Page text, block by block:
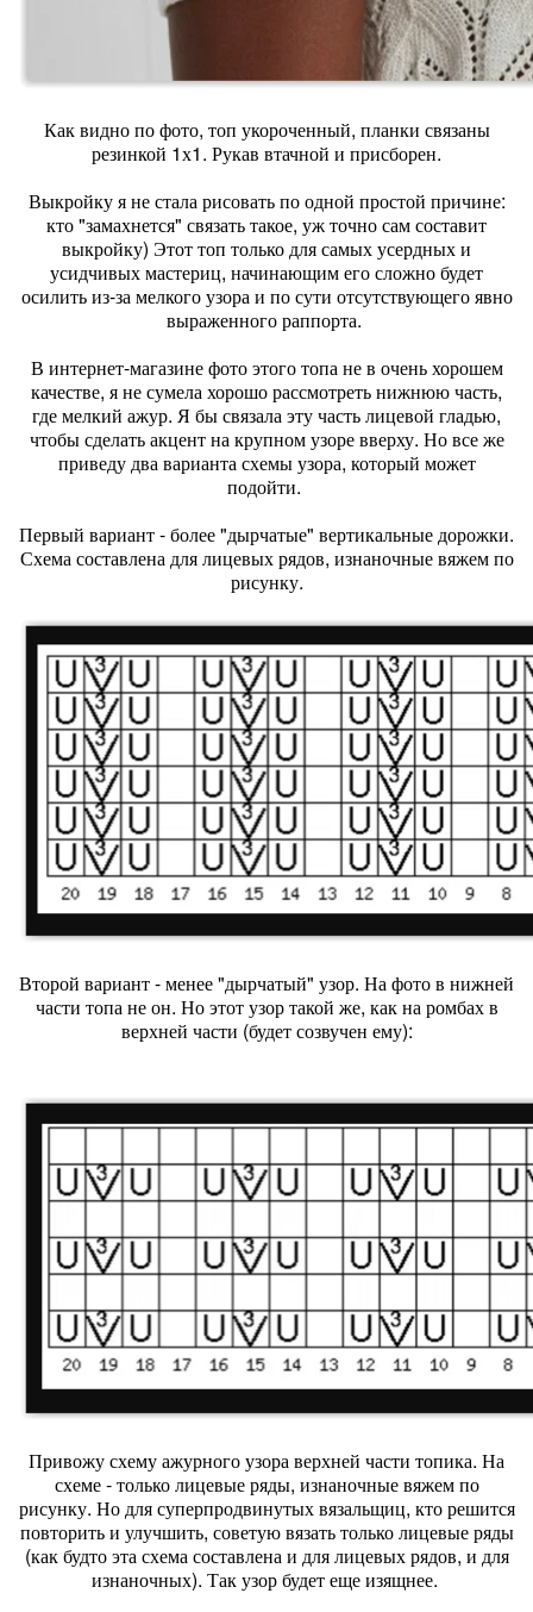
Как видно по фото, топ укороченный, планки связаны
резинкой 1х1. Рукав втачной и присборен.
Выкройку я не стала рисовать по одной простой причине:
кто "замахнется" связать такое, уж точно сам составит
выкройку) Этот топ только для самых усердных и
усидчивых мастериц, начинающим его сложно будет
осилить из-за мелкого узора и по сути отсутствующего явно
выраженного раппорта.
В интернет-магазине фото этого топа не в очень хорошем
качестве, я не сумела хорошо рассмотреть нижнюю часть,
где мелкий ажур. Я бы связала эту часть лицевой гладью,
чтобы сделать акцент на крупном узоре вверху. Но все же
приведу два варианта схемы узора, который может
подойти.
Первый вариант - более "дырчатые" вертикальные дорожки.
Схема составлена для лицевых рядов, изнаночные вяжем по
рисунку.
Второй вариант - менее "дырчатый" узор. На фото в нижней
части топа не он. Но этот узор такой же, как на ромбах в
верхней части (будет созвучен ему):
Привожу схему ажурного узора верхней части топика. На
схеме - только лицевые ряды, изнаночные вяжем по
рисунку. Но для суперпродвинутых вязальщиц, кто решится
повторить и улучшить, советую вязать только лицевые ряды
(как будто эта схема составлена и для лицевых рядов, и для
изнаночных). Так узор будет еще изящнее.